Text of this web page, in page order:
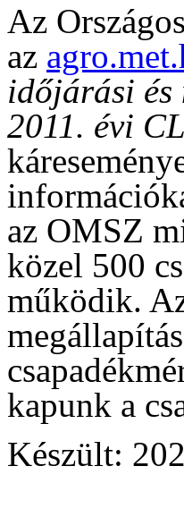
Az
az
időjárási és
2011. évi
az OMSZ
közel 500
működik.
kapunk a
Készült: